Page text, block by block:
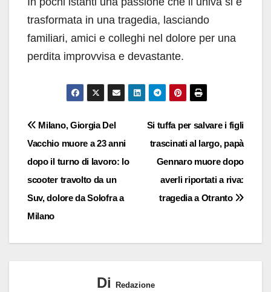
trasformata in una tragedia, lasciando
familiari, amici e colleghi nel dolore per una
perdita improvvisa e devastante.
Navigazione
articoli
Si tuffa per salvare i figli
trascinati al largo, papà
Gennaro muore dopo
averli riportati a riva:
tragedia a Otranto
Milano, Giorgia Del
Vacchio muore a 23 anni
dopo il turno di lavoro: lo
scooter travolto da un
Suv, dolore da Solofra a
Milano
Di Redazione